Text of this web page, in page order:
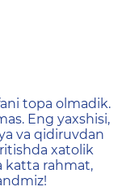
topa olmadik.
Eng yaxshisi,
va qidiruvdan
xatolik
katta rahmat,